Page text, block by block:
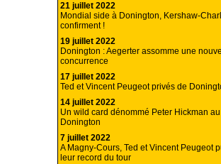
21 juillet 2022
Mondial side à Donington, Kershaw-
confirment !
19 juillet 2022
Donington : Aegerter assomme une
concurrence
17 juillet 2022
Ted et Vincent Peugeot privés de
14 juillet 2022
Un wild card dénommé Peter Hickman
Donington
7 juillet 2022
A Magny-Cours, Ted et Vincent Peugeot
leur record du tour